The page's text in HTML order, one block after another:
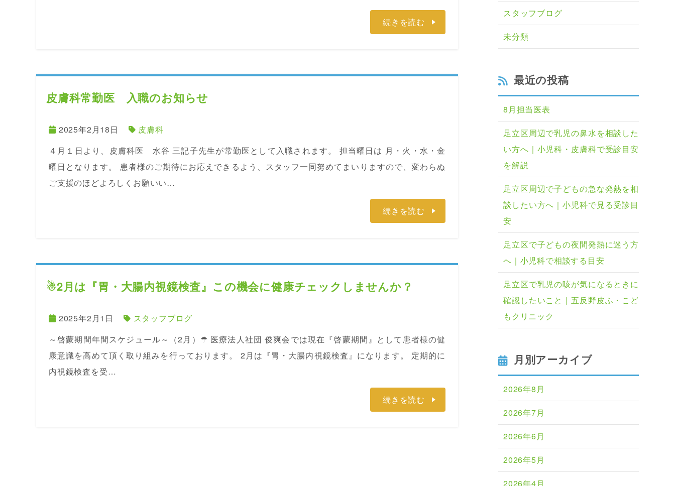
続きを読む
皮膚科常勤医 入職のお知らせ
2025年2月18日
皮膚科
４月１日より、皮膚科医 水谷 三記子先生が常勤医として入職されます。 担当曜日は 月・火・水・金
曜日となります。 患者様のご期待にお応えできるよう、スタッフ一同努めてまいりますので、変わらぬ
ご支援のほどよろしくお願いい…
続きを読む
☃2月は『胃・大腸内視鏡検査』この機会に健康チェックしませんか？
2025年2月1日
スタッフブログ
～啓蒙期間年間スケジュール～（2月）☂ 医療法人社団 俊爽会では現在『啓蒙期間』として患者様の健
康意識を高めて頂く取り組みを行っております。 2月は『胃・大腸内視鏡検査』になります。 定期的に
内視鏡検査を受…
続きを読む
スタッフブログ
未分類
最近の投稿
8月担当医表
足立区周辺で乳児の鼻水を相談した
い方へ｜小児科・皮膚科で受診目安
を解説
足立区周辺で子どもの急な発熱を相
談したい方へ｜小児科で見る受診目
安
足立区で子どもの夜間発熱に迷う方
へ｜小児科で相談する目安
足立区で乳児の咳が気になるときに
確認したいこと｜五反野皮ふ・こど
もクリニック
月別アーカイブ
2026年8月
2026年7月
2026年6月
2026年5月
2026年4月